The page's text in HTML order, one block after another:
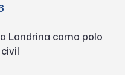
Londrina como polo